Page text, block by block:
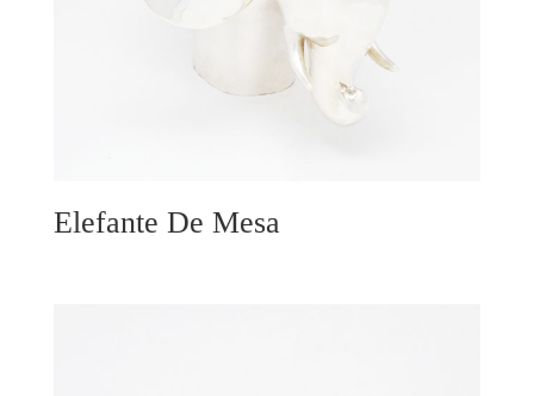
Elefante De Mesa